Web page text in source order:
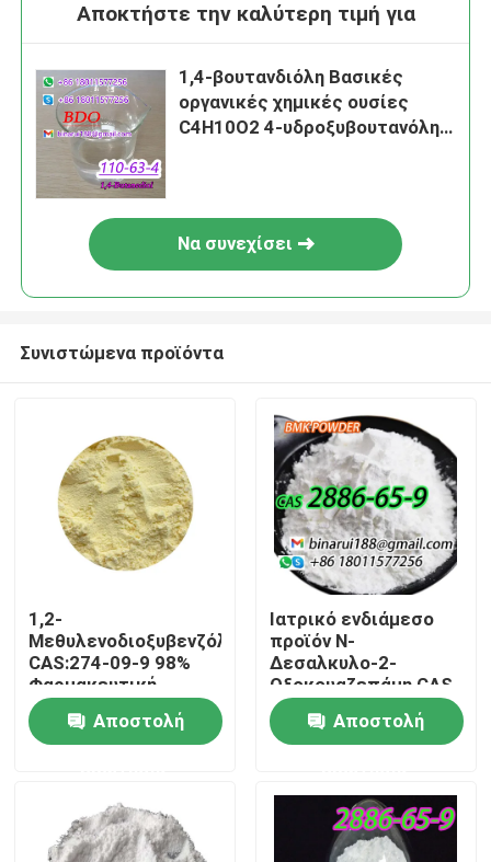
Σπίτι
Βίντεο
Αποκτήστε την καλύτερη τιμή για
1,4-βουτανδιόλη Βασικές
οργανικές χημικές ουσίες
C4H10O2 4-υδροξυβουτανόλη
Να συνεχίσει
Συνιστώμενα προϊόντα
1,2-
Μεθυλενοδιοξυβενζόλη
CAS:274-09-9 98%
Φαρμακευτική
απευθείας υψηλής
ποιότηταςΑποστολή
Ιατρικό ενδιάμεσο
προϊόν N-
Δεσαλκυλο-2-
Οξοκουαζεπάμη CAS
2886-65-9
Αποστολή